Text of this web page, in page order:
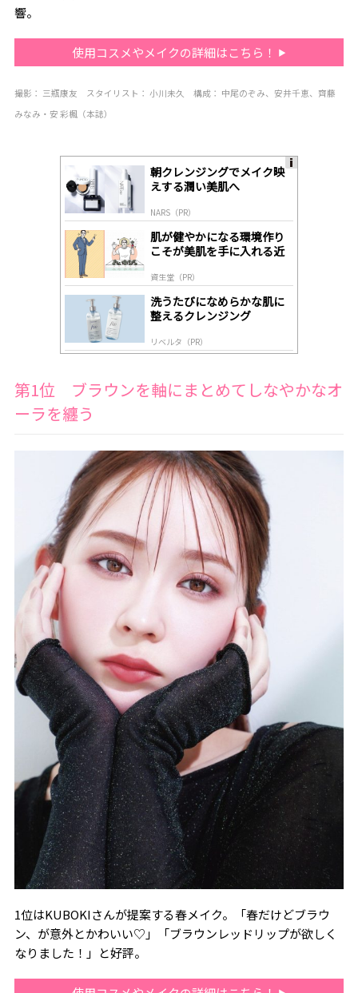
響。
使用コスメやメイクの詳細はこちら！
撮影： 三瓶康友 スタイリ スト： 小川未久 構成： 中尾のぞみ、安井千恵、齊藤
みなみ ・安 彩楓（本誌）
朝クレンジングでメイク映
えする潤い美肌へ
NARS（PR）
肌が健やかになる環境作り
こそが美肌を手に入れる近
資生堂（PR）
洗うたびになめらかな肌に
整えるクレンジング
リベルタ（PR）
第1位 ブラウンを軸にまとめてしなやかなオ
ーラを纏う
1位はKUBOKIさんが提案する春メイク。「春だけどブラウ
ン、が意外とかわいい♡」「ブラウンレッドリップが欲しく
なりました！」と好評。